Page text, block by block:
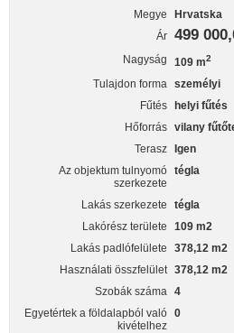
Megye
Hrvatska
Ár 499
Nagyság 109 m2
Tulajdon forma személyi
Fűtés
helyi fűtés
Hőforrás vilany
Terasz
Igen
Az objektum tulnyomó
szerkezete
tégla
Lakás szerkezete
tégla
Lakórész területe
109 m2
Lakás padlófelülete
378,12 m2
Használati összfelület 378,12 m2
Szobák száma 4
Egyetértek a földalapból való
kivételhez
0